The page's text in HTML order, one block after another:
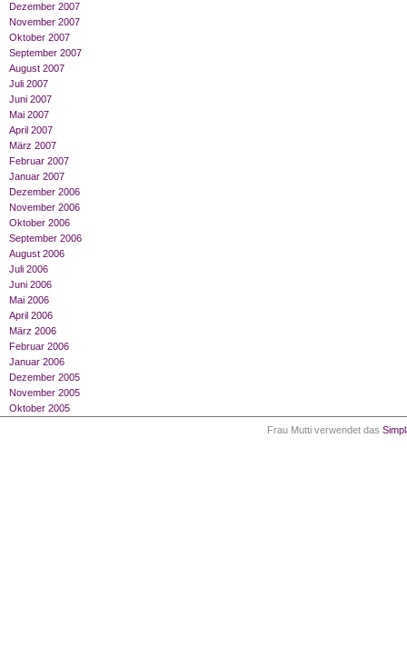
Dezember 2007
November 2007
Oktober 2007
September 2007
August 2007
Juli 2007
Juni 2007
Mai 2007
April 2007
März 2007
Februar 2007
Januar 2007
Dezember 2006
November 2006
Oktober 2006
September 2006
August 2006
Juli 2006
Juni 2006
Mai 2006
April 2006
März 2006
Februar 2006
Januar 2006
Dezember 2005
November 2005
Oktober 2005
Frau Mutti verwendet das